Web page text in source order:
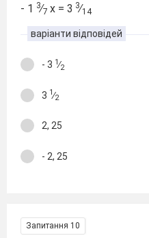
- 1 3∕7 х = 3 3∕14
варіанти відповідей
- 3 1∕2
3 1∕2
2, 25
- 2, 25
Запитання 10